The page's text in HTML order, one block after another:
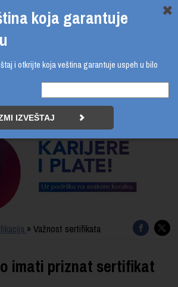
koja garantuje
i otkrijte koja veština garantuje uspeh u bilo
011 4011 210
» Važnost sertifikata
imati priznat sertifikat